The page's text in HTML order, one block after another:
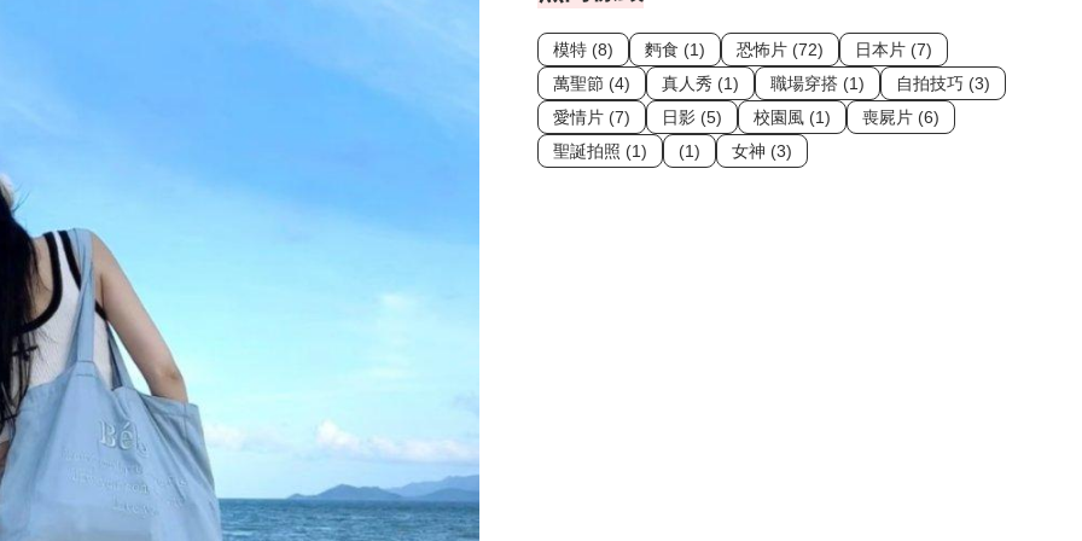
模特 (8) 麪食 (1) 恐怖片 (72)
日本片 (7)
萬聖節 (4)
真人秀 (1) 職場穿搭 (1)
自拍技巧 (3)
愛情片 (7)
日影 (5) 校園風 (1)
喪屍片 (6)
聖誕拍照 (1)
(1) 女神 (3)